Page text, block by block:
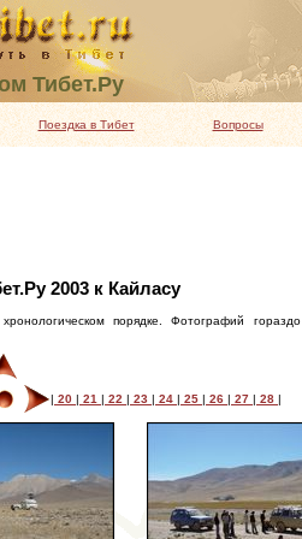
Тибет.Ру
Поездка в Тибет Вопросы
2003 к Кайласу
порядке. Фотографий
| 20 | 21 | 22 | 23 | 24 | 25 | 26 | 27 | 28 |